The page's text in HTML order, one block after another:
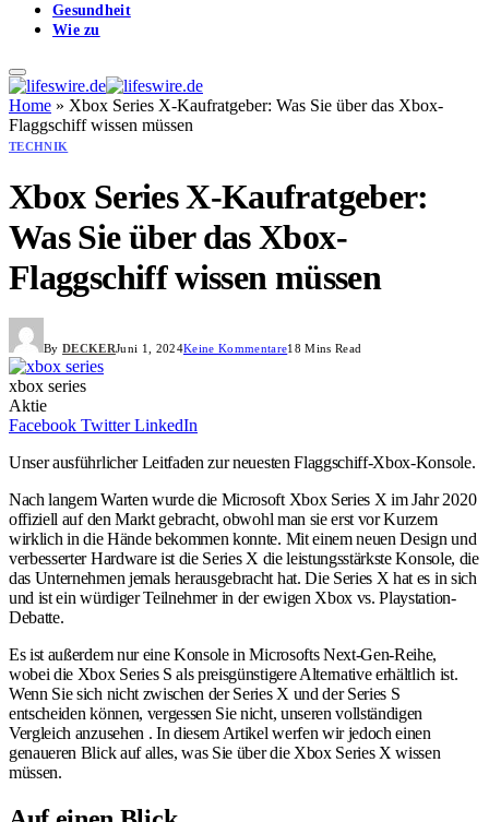
Gesundheit
Wie zu
Home » Xbox Series X-Kaufratgeber: Was Sie über das Xbox-
Flaggschiff wissen müssen
TECHNIK
Xbox Series X-Kaufratgeber:
Was Sie über das Xbox-
Flaggschiff wissen müssen
By DECKERJuni 1, 2024Keine Kommentare18 Mins Read
xbox series
Aktie
Facebook Twitter LinkedIn
Unser ausführlicher Leitfaden zur neuesten Flaggschiff-Xbox-Konsole.
Nach langem Warten wurde die Microsoft Xbox Series X im Jahr 2020
offiziell auf den Markt gebracht, obwohl man sie erst vor Kurzem
wirklich in die Hände bekommen konnte. Mit einem neuen Design und
verbesserter Hardware ist die Series X die leistungsstärkste Konsole, die
das Unternehmen jemals herausgebracht hat. Die Series X hat es in sich
und ist ein würdiger Teilnehmer in der ewigen Xbox vs. Playstation-
Debatte.
Es ist außerdem nur eine Konsole in Microsofts Next-Gen-Reihe,
wobei die Xbox Series S als preisgünstigere Alternative erhältlich ist.
Wenn Sie sich nicht zwischen der Series X und der Series S
entscheiden können, vergessen Sie nicht, unseren vollständigen
Vergleich anzusehen . In diesem Artikel werfen wir jedoch einen
genaueren Blick auf alles, was Sie über die Xbox Series X wissen
müssen.